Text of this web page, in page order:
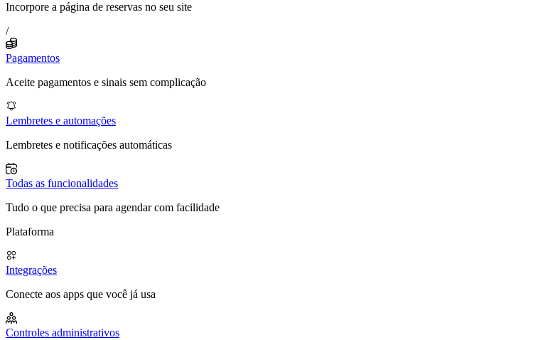
Incorpore a página de reservas no seu site
/
Pagamentos
Aceite pagamentos e sinais sem complicação
Lembretes e automações
Lembretes e notificações automáticas
Todas as funcionalidades
Tudo o que precisa para agendar com facilidade
Plataforma
Integrações
Conecte aos apps que você já usa
Controles administrativos